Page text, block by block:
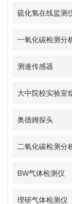
硫化氢在线监测
一氧化碳检测分
测速传感器
大中院校实验室
奥德姆探头
二氧化碳检测分
BW气体检测仪
理研气体检测仪